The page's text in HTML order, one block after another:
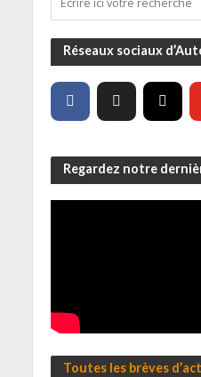
Réseaux sociaux
Regardez notre
Toutes les brèves